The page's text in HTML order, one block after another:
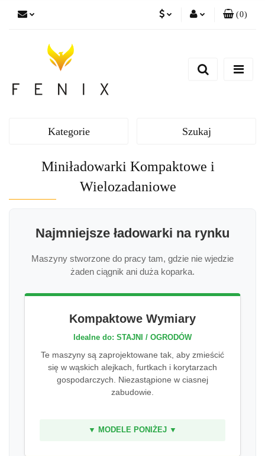
Zarejestruj się
(0)
Kategorie Szukaj
Miniładowarki Kompaktowe i
Wielozadaniowe
Najmniejsze ładowarki na rynku
Maszyny stworzone do pracy tam, gdzie nie wjedzie
żaden ciągnik ani duża koparka.
Kompaktowe Wymiary
Idealne do: STAJNI / OGRODÓW
Te maszyny są zaprojektowane tak, aby zmieścić
się w wąskich alejkach, furtkach i korytarzach
gospodarczych. Niezastąpione w ciasnej
zabudowie.
▼ MODELE PONIŻEJ ▼